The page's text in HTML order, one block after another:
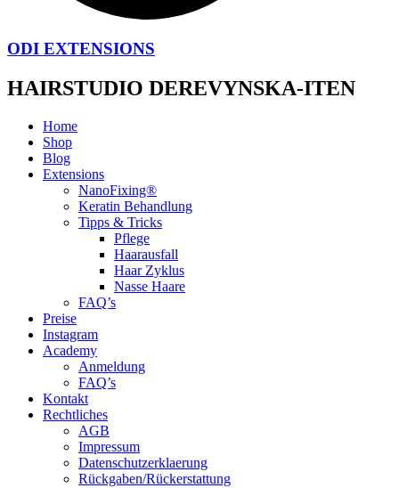
ODI EXTENSIONS
HAIRSTUDIO DEREVYNSKA-ITEN
Home
Shop
Blog
Extensions
NanoFixing®
Keratin Behandlung
Tipps & Tricks
Pflege
Haarausfall
Haar Zyklus
Nasse Haare
FAQ’s
Preise
Instagram
Academy
Anmeldung
FAQ’s
Kontakt
Rechtliches
AGB
Impressum
Datenschutzerklaerung
Rückgaben/Rückerstattung